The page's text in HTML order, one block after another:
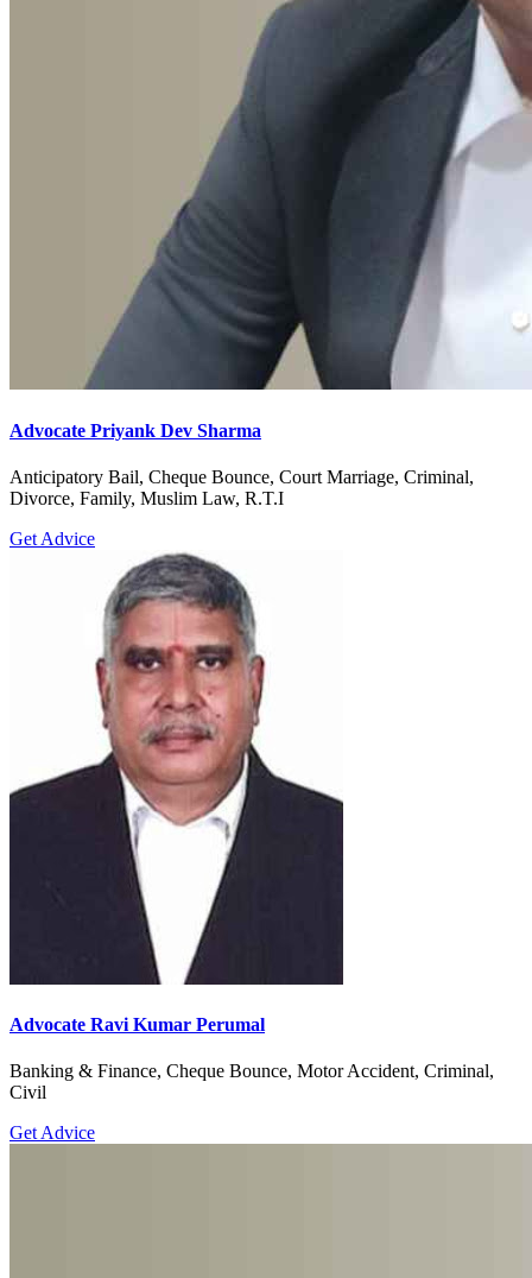
Advocate Priyank Dev Sharma
Anticipatory Bail, Cheque Bounce, Court Marriage, Criminal,
Divorce, Family, Muslim Law, R.T.I
Get Advice
Advocate Ravi Kumar Perumal
Banking & Finance, Cheque Bounce, Motor Accident, Criminal,
Civil
Get Advice